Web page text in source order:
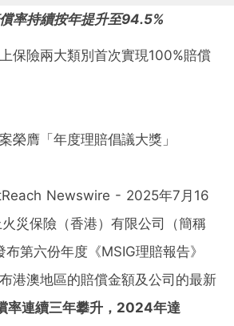
率持續按年提升至94.5%
保險兩大類別首次實現100%賠償
榮膺「年度理賠倡議大獎」
Newswire - 2025年7月16
災保險（香港）有限公司（簡稱
布第六份年度《MSIG理賠報告》
港澳地區的賠償金額及公司的最新
率連續三年攀升， 2024年達